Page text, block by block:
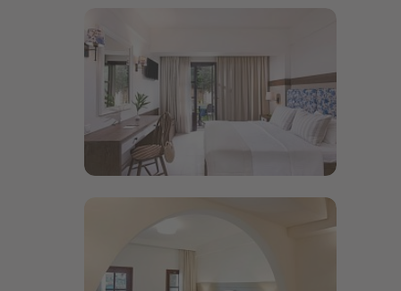
Bildergalerie öffnen
Bildergalerie öffnen